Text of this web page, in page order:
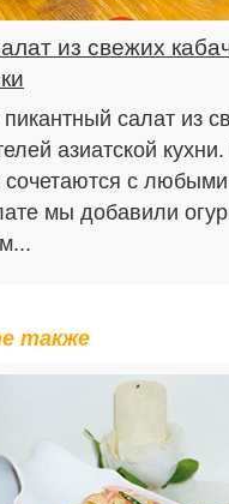
из свежих
салат из
азиатской кухни.
сочетаются с
мы добавили
также